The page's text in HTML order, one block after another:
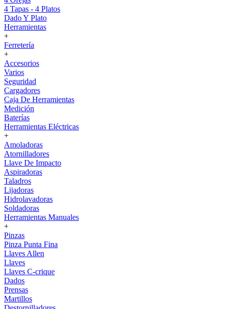
4 Tapas - 4 Platos
Dado Y Plato
Herramientas
+
Ferretería
+
Accesorios
Varios
Seguridad
Cargadores
Caja De Herramientas
Medición
Baterías
Herramientas Eléctricas
+
Amoladoras
Atornilladores
Llave De Impacto
Aspiradoras
Taladros
Lijadoras
Hidrolavadoras
Soldadoras
Herramientas Manuales
+
Pinzas
Pinza Punta Fina
Llaves Allen
Llaves
Llaves C-crique
Dados
Prensas
Martillos